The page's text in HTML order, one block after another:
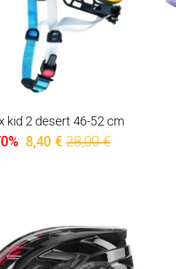
kid 2 desert 46-52 cm
8,40 € 28,00 €